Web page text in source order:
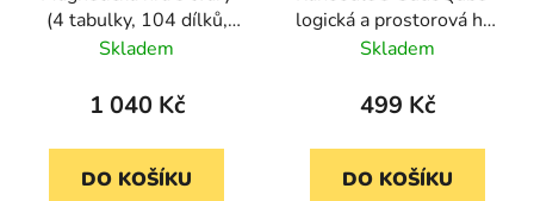
(4 tabulky, 104 dílků,
15 předloh)
Skladem
1 040 Kč
DO KOŠÍKU
logická a prostorová hra
pro děti i dospělé
Skladem
499 Kč
DO KOŠÍKU